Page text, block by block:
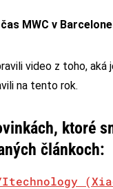
MWC v
video z toho,
na tento rok.
ktoré
článkoch: